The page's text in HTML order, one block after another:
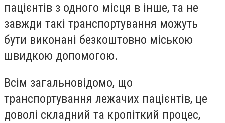
пацієнтів з одного місця в інше, та не
завжди такі транспортування можуть
бути виконані безкоштовно міською
швидкою допомогою.
Всім загальновідомо, що
транспортування лежачих пацієнтів, це
доволі складний та кропіткий процес,